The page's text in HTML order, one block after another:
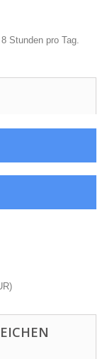
Stunden pro Tag.
)